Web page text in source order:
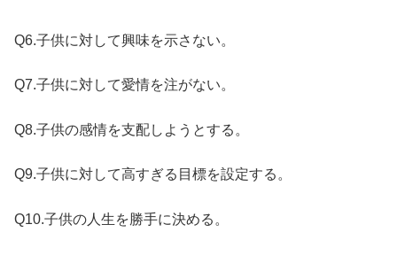
Q6.子供に対して興味を示さない。
Q7.子供に対して愛情を注がない。
Q8.子供の感情を支配しようとする。
Q9.子供に対して高すぎる目標を設定する。
Q10.子供の人生を勝手に決める。